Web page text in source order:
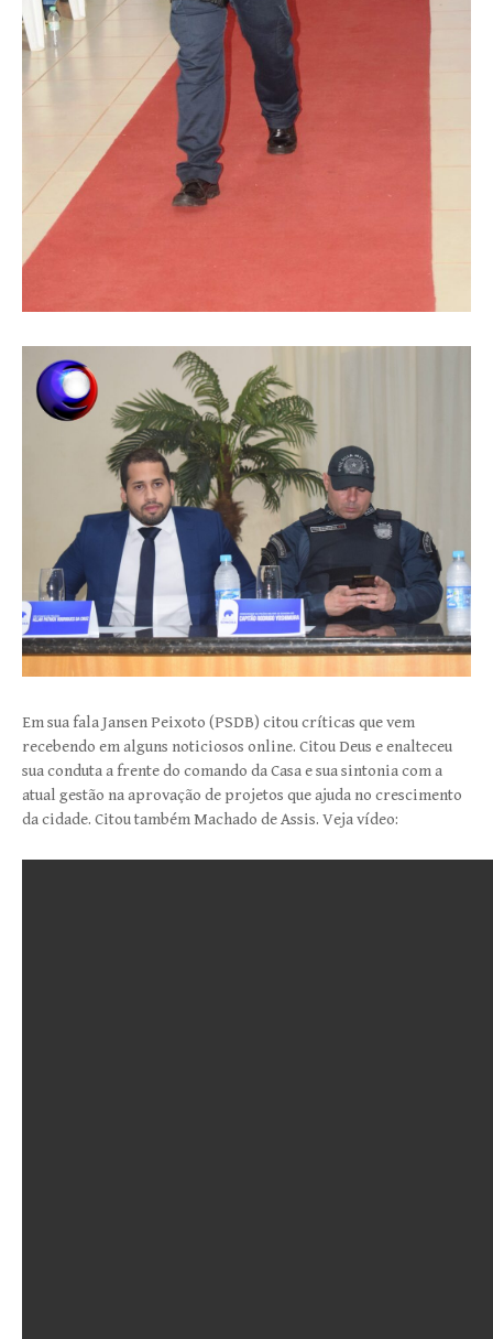
Em sua fala Jansen Peixoto (PSDB) citou críticas que vem
recebendo em alguns noticiosos online. Citou Deus e enalteceu
sua conduta a frente do comando da Casa e sua sintonia com a
atual gestão na aprovação de projetos que ajuda no crescimento
da cidade. Citou também Machado de Assis. Veja vídeo: